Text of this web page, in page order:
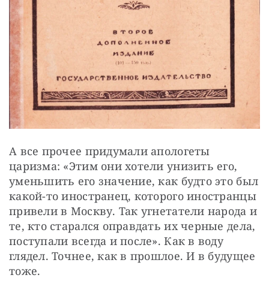
А все прочее придумали апологеты
царизма: «Этим они хотели унизить его,
уменьшить его значение, как будто это был
какой-то иностранец, которого иностранцы
привели в Москву. Так угнетатели народа и
те, кто старался оправдать их черные дела,
поступали всегда и после». Как в воду
глядел. Точнее, как в прошлое. И в будущее
тоже.